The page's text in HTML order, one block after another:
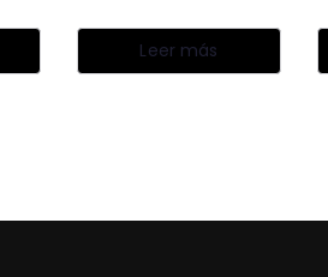
Leer más